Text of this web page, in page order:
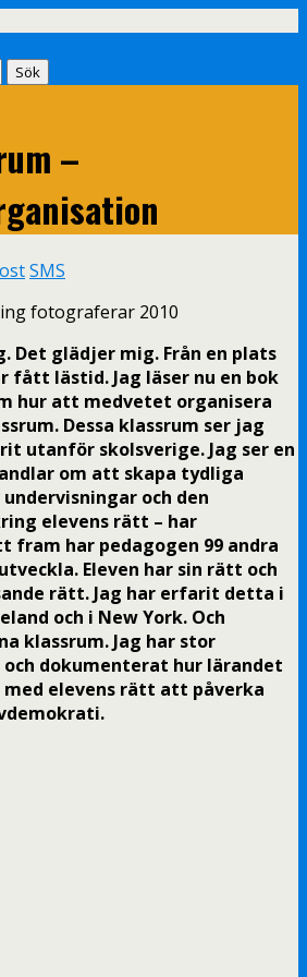
–
SMS
Det glädjer mig. Från en plats
fått lästid. Jag läser nu en bok
hur att medvetet organisera
Dessa klassrum ser jag
utanför skolsverige. Jag ser en
om att skapa tydliga
och den
elevens rätt – har
fram har pedagogen 99 andra
Eleven har sin rätt och
rätt. Jag har erfarit detta i
och i New York. Och
klassrum. Jag har stor
dokumenterat hur lärandet
med elevens rätt att påverka